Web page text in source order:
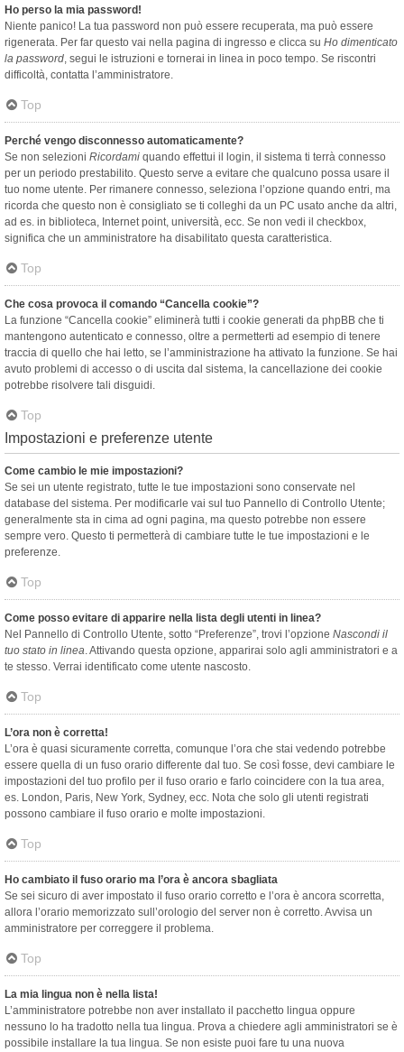
Ho perso la mia password!
Niente panico! La tua password non può essere recuperata, ma può essere
rigenerata. Per far questo vai nella pagina di ingresso e clicca su Ho dimenticato
la password, segui le istruzioni e tornerai in linea in poco tempo. Se riscontri
difficoltà, contatta l’amministratore.
Top
Perché vengo disconnesso automaticamente?
Se non selezioni Ricordami quando effettui il login, il sistema ti terrà connesso
per un periodo prestabilito. Questo serve a evitare che qualcuno possa usare il
tuo nome utente. Per rimanere connesso, seleziona l’opzione quando entri, ma
ricorda che questo non è consigliato se ti colleghi da un PC usato anche da altri,
ad es. in biblioteca, Internet point, università, ecc. Se non vedi il checkbox,
significa che un amministratore ha disabilitato questa caratteristica.
Top
Che cosa provoca il comando “Cancella cookie”?
La funzione “Cancella cookie” eliminerà tutti i cookie generati da phpBB che ti
mantengono autenticato e connesso, oltre a permetterti ad esempio di tenere
traccia di quello che hai letto, se l’amministrazione ha attivato la funzione. Se hai
avuto problemi di accesso o di uscita dal sistema, la cancellazione dei cookie
potrebbe risolvere tali disguidi.
Top
Impostazioni e preferenze utente
Come cambio le mie impostazioni?
Se sei un utente registrato, tutte le tue impostazioni sono conservate nel
database del sistema. Per modificarle vai sul tuo Pannello di Controllo Utente;
generalmente sta in cima ad ogni pagina, ma questo potrebbe non essere
sempre vero. Questo ti permetterà di cambiare tutte le tue impostazioni e le
preferenze.
Top
Come posso evitare di apparire nella lista degli utenti in linea?
Nel Pannello di Controllo Utente, sotto “Preferenze”, trovi l’opzione Nascondi il
tuo stato in linea. Attivando questa opzione, apparirai solo agli amministratori e a
te stesso. Verrai identificato come utente nascosto.
Top
L’ora non è corretta!
L’ora è quasi sicuramente corretta, comunque l’ora che stai vedendo potrebbe
essere quella di un fuso orario differente dal tuo. Se così fosse, devi cambiare le
impostazioni del tuo profilo per il fuso orario e farlo coincidere con la tua area,
es. London, Paris, New York, Sydney, ecc. Nota che solo gli utenti registrati
possono cambiare il fuso orario e molte impostazioni.
Top
Ho cambiato il fuso orario ma l’ora è ancora sbagliata
Se sei sicuro di aver impostato il fuso orario corretto e l’ora è ancora scorretta,
allora l’orario memorizzato sull’orologio del server non è corretto. Avvisa un
amministratore per correggere il problema.
Top
La mia lingua non è nella lista!
L’amministratore potrebbe non aver installato il pacchetto lingua oppure
nessuno lo ha tradotto nella tua lingua. Prova a chiedere agli amministratori se è
possibile installare la tua lingua. Se non esiste puoi fare tu una nuova